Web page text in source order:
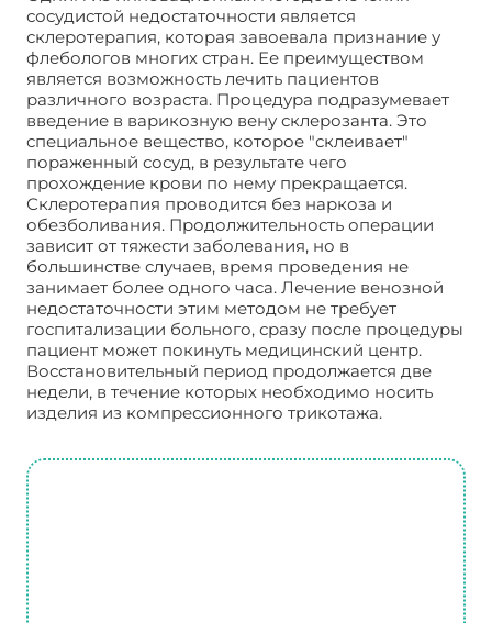
сосудистой недостаточности является
склеротерапия, которая завоевала признание у
флебологов многих стран. Ее преимуществом
является возможность лечить пациентов
различного возраста. Процедура подразумевает
введение в варикозную вену склерозанта. Это
специальное вещество, которое "склеивает"
пораженный сосуд, в результате чего
прохождение крови по нему прекращается.
Склеротерапия проводится без наркоза и
обезболивания. Продолжительность операции
зависит от тяжести заболевания, но в
большинстве случаев, время проведения не
занимает более одного часа. Лечение венозной
недостаточности этим методом не требует
госпитализации больного, сразу после процедуры
пациент может покинуть медицинский центр.
Восстановительный период продолжается две
недели, в течение которых необходимо носить
изделия из компрессионного трикотажа.